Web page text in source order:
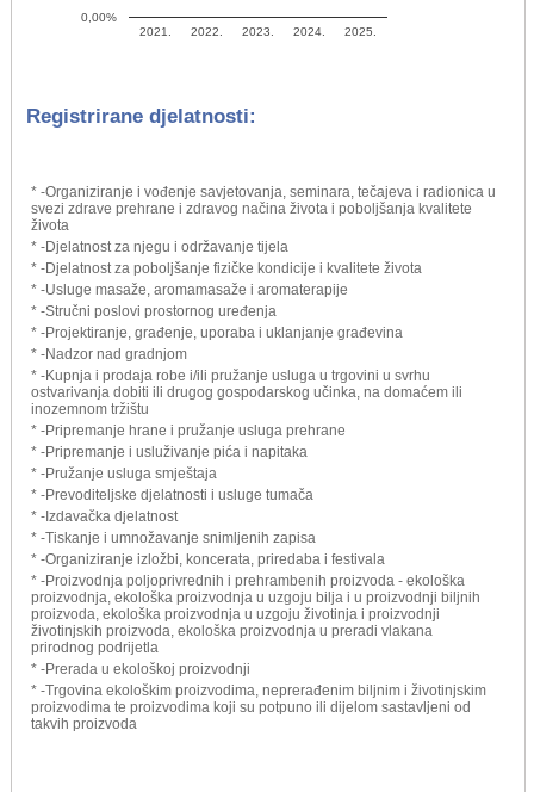
2021. 2022. 2023. 2024. 2025.
0,00%
Registrirane djelatnosti:
* -Organiziranje i vođenje savjetovanja, seminara, tečajeva i radionica u
svezi zdrave prehrane i zdravog načina života i poboljšanja kvalitete
života
* -Djelatnost za njegu i održavanje tijela
* -Djelatnost za poboljšanje fizičke kondicije i kvalitete života
* -Usluge masaže, aromamasaže i aromaterapije
* -Stručni poslovi prostornog uređenja
* -Projektiranje, građenje, uporaba i uklanjanje građevina
* -Nadzor nad gradnjom
* -Kupnja i prodaja robe i/ili pružanje usluga u trgovini u svrhu
ostvarivanja dobiti ili drugog gospodarskog učinka, na domaćem ili
inozemnom tržištu
* -Pripremanje hrane i pružanje usluga prehrane
* -Pripremanje i usluživanje pića i napitaka
* -Pružanje usluga smještaja
* -Prevoditeljske djelatnosti i usluge tumača
* -Izdavačka djelatnost
* -Tiskanje i umnožavanje snimljenih zapisa
* -Organiziranje izložbi, koncerata, priredaba i festivala
* -Proizvodnja poljoprivrednih i prehrambenih proizvoda - ekološka
proizvodnja, ekološka proizvodnja u uzgoju bilja i u proizvodnji biljnih
proizvoda, ekološka proizvodnja u uzgoju životinja i proizvodnji
životinjskih proizvoda, ekološka proizvodnja u preradi vlakana
prirodnog podrijetla
* -Prerada u ekološkoj proizvodnji
* -Trgovina ekološkim proizvodima, neprerađenim biljnim i životinjskim
proizvodima te proizvodima koji su potpuno ili dijelom sastavljeni od
takvih proizvoda